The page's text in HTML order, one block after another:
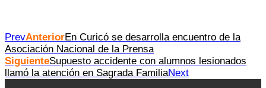
PrevAnteriorEn Curicó se desarrolla encuentro de la
Asociación Nacional de la Prensa
SiguienteSupuesto accidente con alumnos lesionados
llamó la atención en Sagrada FamiliaNext